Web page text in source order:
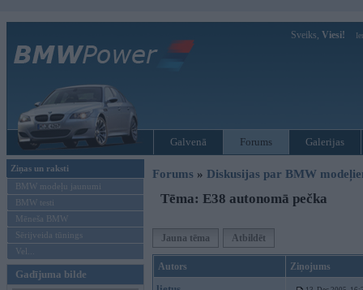
Sveiks, Viesi!
Galvenā Forums Galerijas
Ziņas un raksti
BMW modeļu jaunumi
BMW testi
Mēneša BMW
Sērijveida tūnings
Vel...
Gadījuma bilde
Forums » Diskusijas par BMW
Tēma: E38 autonomā pečka
Jauna tēma Atbildēt
Autors Ziņojums